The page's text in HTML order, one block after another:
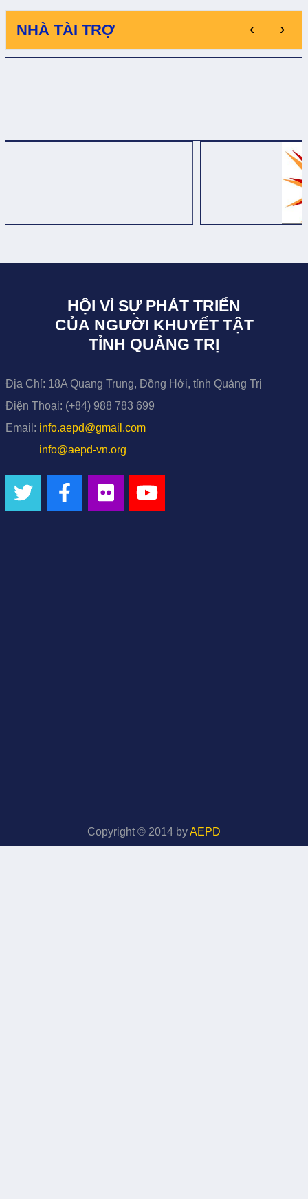
NHÀ TÀI TRỢ ‹ ›
HỘI VÌ SỰ PHÁT TRIỂN
CỦA NGƯỜI KHUYẾT TẬT
TỈNH QUẢNG TRỊ
Địa Chỉ: 18A Quang Trung, Đồng Hới, tỉnh Quảng Trị
Điện Thoại: (+84) 988 783 699
Email: info.aepd@gmail.com
info@aepd-vn.org
Copyright © 2014 byAEPD